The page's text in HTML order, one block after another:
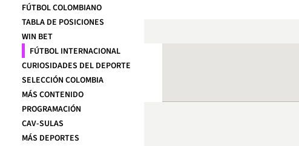
FÚTBOL COLOMBIANO
TABLA DE POSICIONES
WIN BET
FÚTBOL INTERNACIONAL
CURIOSIDADES DEL DEPORTE
SELECCIÓN COLOMBIA
MÁS CONTENIDO
PROGRAMACIÓN
CAV-SULAS
MÁS DEPORTES